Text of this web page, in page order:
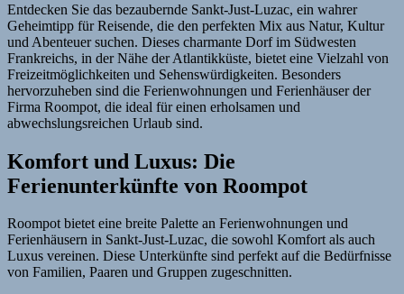
Entdecken Sie das bezaubernde Sankt-Just-Luzac, ein wahrer
Geheimtipp für Reisende, die den perfekten Mix aus Natur, Kultur
und Abenteuer suchen. Dieses charmante Dorf im Südwesten
Frankreichs, in der Nähe der Atlantikküste, bietet eine Vielzahl von
Freizeitmöglichkeiten und Sehenswürdigkeiten. Besonders
hervorzuheben sind die Ferienwohnungen und Ferienhäuser der
Firma Roompot, die ideal für einen erholsamen und
abwechslungsreichen Urlaub sind.
Komfort und Luxus: Die
Ferienunterkünfte von Roompot
Roompot bietet eine breite Palette an Ferienwohnungen und
Ferienhäusern in Sankt-Just-Luzac, die sowohl Komfort als auch
Luxus vereinen. Diese Unterkünfte sind perfekt auf die Bedürfnisse
von Familien, Paaren und Gruppen zugeschnitten.